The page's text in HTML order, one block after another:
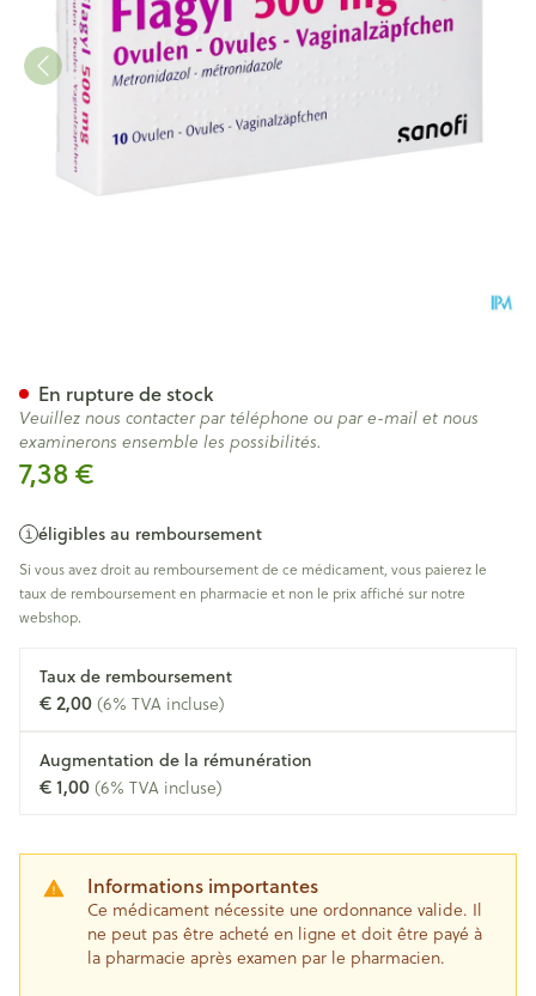
7,38 €
éligibles au remboursement
Si vous avez droit au remboursement de ce médicament, vous paierez le
taux de remboursement en pharmacie et non le prix affiché sur notre
webshop.
Taux de remboursement
€ 2,00(6% TVA incluse)
Augmentation de la rémunération
€ 1,00(6% TVA incluse)
Informations importantes
Ce médicament nécessite une ordonnance valide. Il
ne peut pas être acheté en ligne et doit être payé à
la pharmacie après examen par le pharmacien.
En rupture de stock
Veuillez nous contacter par téléphone ou par e-mail et nous
examinerons ensemble les possibilités.